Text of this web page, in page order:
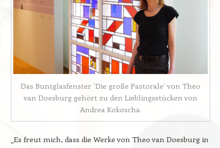
Das Buntglasfenster `Die große Pastorale´ von Theo
van Doesburg gehört zu den Lieblingsstücken von
Andrea Kokoscha.
„Es freut mich, dass die Werke von Theo van Doesburg in